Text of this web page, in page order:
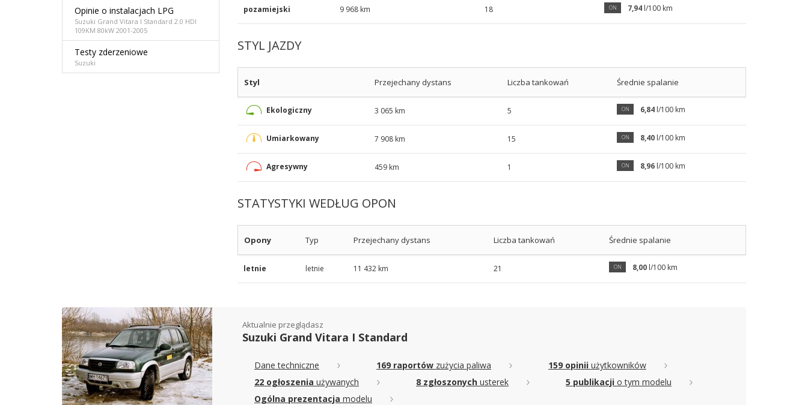
pozamiejski 9 968 km 18 ON 7,94 l/100 km
STYL JAZDY
Styl Przejechany dystans Liczba tankowań Średnie spalanie
Ekologiczny 3 065 km 5 ON 6,84 l/100 km
Umiarkowany 7 908 km 15 ON 8,40 l/100 km
Agresywny 459 km 1 ON 8,96 l/100 km
STATYSTYKI WEDŁUG OPON
Opony Typ Przejechany dystans Liczba tankowań Średnie spalanie
letnie letnie 11 432 km 21 ON 8,00 l/100 km
Opinie o instalacjach LPG
Suzuki Grand Vitara I Standard 2.0 HDI
109KM 80kW 2001-2005
Testy zderzeniowe
Suzuki
Aktualnie przeglądasz
Suzuki Grand Vitara I Standard
Dane techniczne 169 raportów zużycia paliwa 159 opinii użytkowników
22 ogłoszenia używanych 8 zgłoszonych usterek 5 publikacji o tym modelu
Ogólna prezentacja modelu